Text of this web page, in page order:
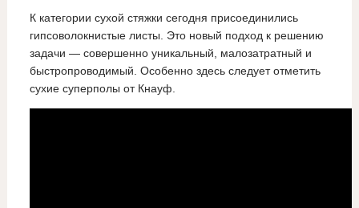
К категории сухой стяжки сегодня присоединились
гипсоволокнистые листы. Это новый подход к решению
задачи — совершенно уникальный, малозатратный и
быстропроводимый. Особенно здесь следует отметить
сухие суперполы от Кнауф.